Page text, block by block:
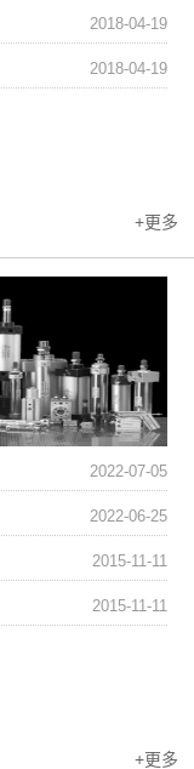
2018-04-19
2018-04-19
+更多
2022-07-05
2022-06-25
2015-11-11
2015-11-11
+更多